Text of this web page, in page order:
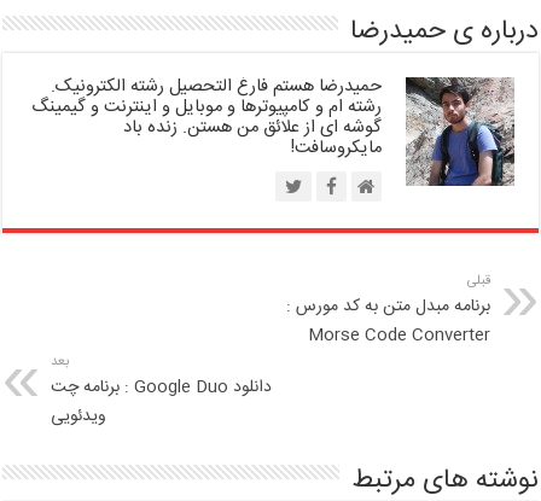
درباره ی حمیدرضا
حمیدرضا هستم فارغ التحصیل رشته الکترونیک.
رشته ام و کامپیوترها و موبایل و اینترنت و گیمینگ
گوشه ای از علائق من هستن. زنده باد
مایکروسافت!
قبلی
برنامه مبدل متن به کد مورس :
Morse Code Converter
بعد
دانلود Google Duo : برنامه چت
ویدئویی
نوشته های مرتبط